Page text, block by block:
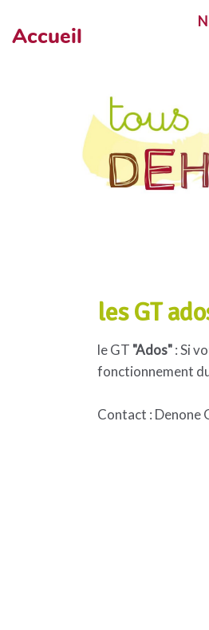
Accueil
les GT
le GT "Ados": Si
fonctionnement
Contact : Denone